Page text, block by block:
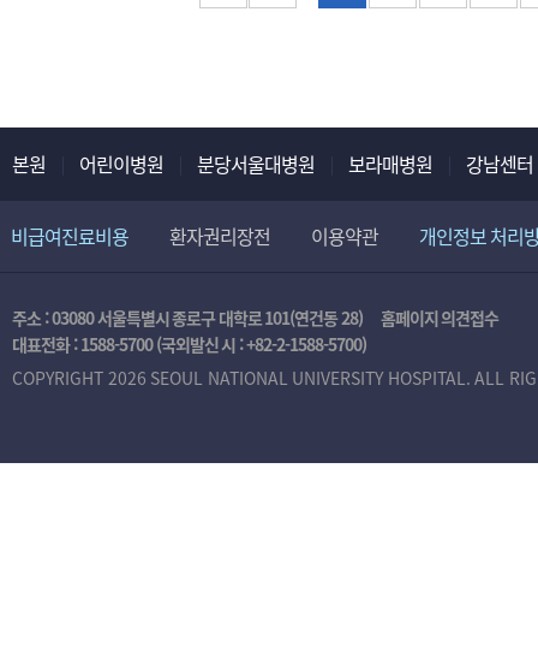
본원 어린이병원 분당서울대병원 보라매병원 강남센터
비급여진료비용 환자권리장전 이용약관 개인정보 처리
주소 : 03080 서울특별시 종로구 대학로 101(연건동 28)
홈페이지 의견접수
대표전화 :1588-5700(국외발신 시 :+82-2-1588-5700)
COPYRIGHT 2026 SEOUL NATIONAL UNIVERSITY HOSPITAL. ALL